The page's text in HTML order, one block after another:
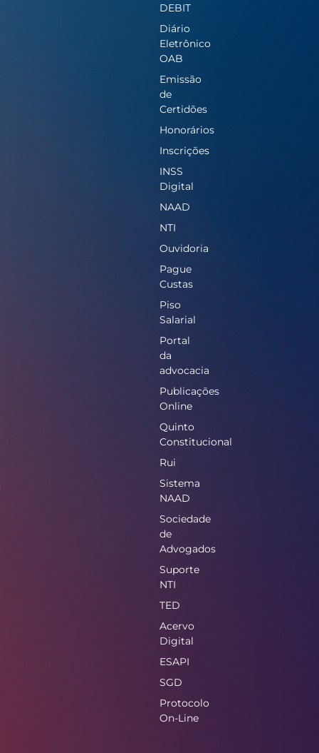
DEBIT
Diário
Eletrônico
OAB
Emissão
de
Certidões
Honorários
Inscrições
INSS
Digital
NAAD
NTI
Ouvidoria
Pague
Custas
Piso
Salarial
Portal
da
advocacia
Publicações
Online
Quinto
Constitucional
Rui
Sistema
NAAD
Sociedade
de
Advogados
Suporte
NTI
TED
Acervo
Digital
ESAPI
SGD
Protocolo
On-Line